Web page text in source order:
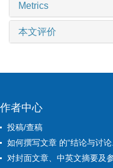
Metrics
本文评价
作者中心
投稿/查稿
如何撰写文章 的“结论与讨
对封面文章、中英文摘要及